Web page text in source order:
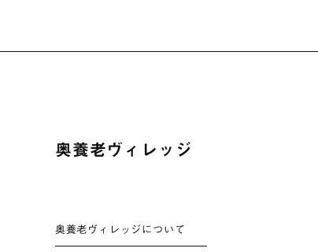
奥養老ヴィレッジ
奥養老ヴィレッジについて